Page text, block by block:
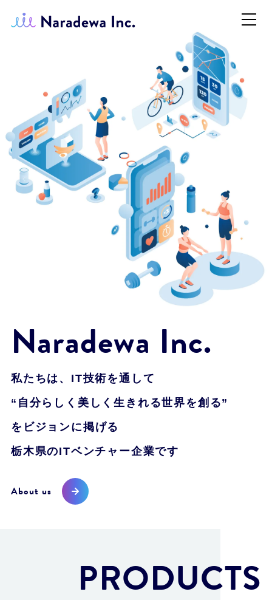
Naradewa Inc.
私たちは、IT技術を通して
“自分らしく美しく生きれる世界を創る”
をビジョンに掲げる
栃木県のITベンチャー企業です
About us
PRODUCTS